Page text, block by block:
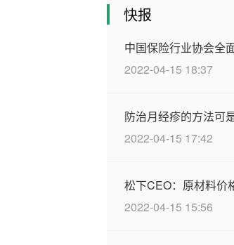
快报
中国保险行业协会全
2022-04-15 18:37
防治月经疹的方法可
2022-04-15 17:42
松下CEO：原材料价
2022-04-15 15:56